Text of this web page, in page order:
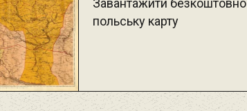
Завантажити безкоштовно
польську карту